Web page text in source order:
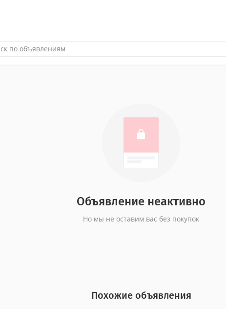
Объявление неактивно
Но мы не оставим вас без покупок
Похожие объявления